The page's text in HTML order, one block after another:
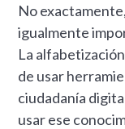
No
igualmente
La
de usar
ciudadanía
usar ese